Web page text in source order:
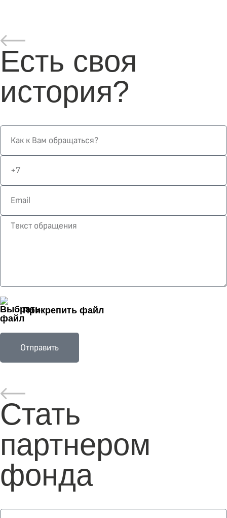
Есть своя
история?
Прикрепить файл
Отправить
Стать
партнером
фонда